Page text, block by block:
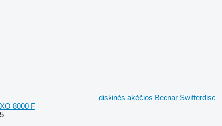
diskinės akėčios Bednar Swifterdisc
XO 8000 F
5